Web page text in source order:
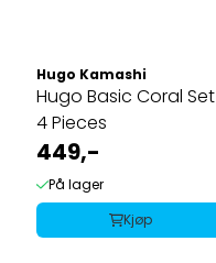
Hugo Kamashi
Hugo Basic Coral Set
4 Pieces
449,-
På lager
Kjøp